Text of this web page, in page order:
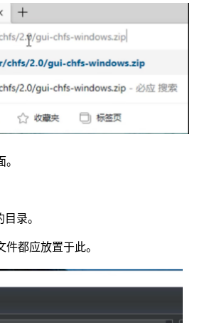
录。
都应放置于此。